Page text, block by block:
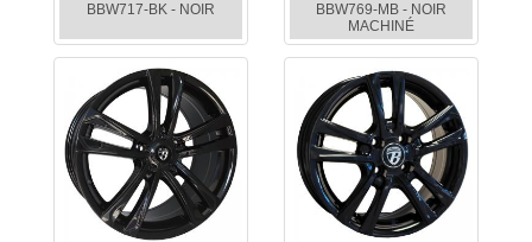
BBW717-BK - NOIR
BBW769-MB - NOIR
MACHINÉ